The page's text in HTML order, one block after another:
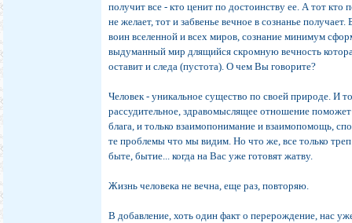
получит все - кто ценит по достоинству ее. А тот кто
не желает, тот и забвенье вечное в сознанье
воин вселенной и всех миров, сознание минимум
выдуманный мир длящийся скромную вечность
оставит и следа (пустота). О чем Вы говорите?
Человек - уникальное существо по своей природе. И
рассудительное, здравомыслящее отношение
блага, и только взаимопонимание и взаимопомощь,
те проблемы что мы видим. Но что же, все только треп
быте, бытие... когда на Вас уже готовят жатву.
Жизнь человека не вечна, еще раз, повторяю.
В добавление, хоть один факт о перерождение, нас